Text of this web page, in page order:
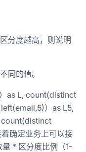
分度越高，则说明
同的值。
as L, count(distinct
）as L5,
确定业务上可以接
* 区分度比例（1-